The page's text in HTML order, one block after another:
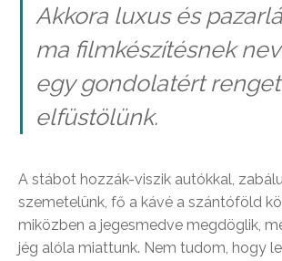
Akkora luxus és
ma filmkészítésnek
egy gondolatért
elfüstölünk.
A stábot hozzák-viszik autókkal,
szemetelünk, fő a kávé a szántóföld
miközben a jegesmedve megdöglik,
jég alóla miattunk. Nem tudom, hogy